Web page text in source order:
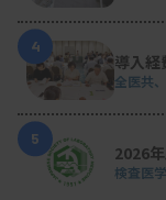
4
導入経
全医共
5
2026
検査医